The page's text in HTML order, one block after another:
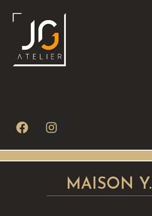
MAISON Y.